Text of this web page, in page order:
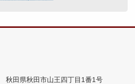
秋田県秋田市山王四丁目1番1号